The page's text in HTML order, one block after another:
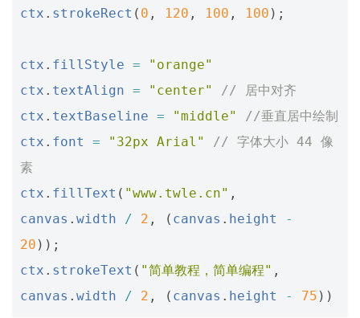
ctx . strokeRect ( 0 , 120 , 100 , 100 );
ctx . fillStyle =
"orange"
ctx . textAlign = "center"
// 居中对齐
ctx . textBaseline = "middle"
//垂直居中绘制
ctx . font = "32px Arial"
// 字体大小 44 像
素
ctx . fillText ( "www.twle.cn" ,
canvas . width / 2 , ( canvas . height
-
20 ));
ctx . strokeText ( "简单教程，简单编程" ,
canvas . width / 2 , ( canvas . height - 75 ))